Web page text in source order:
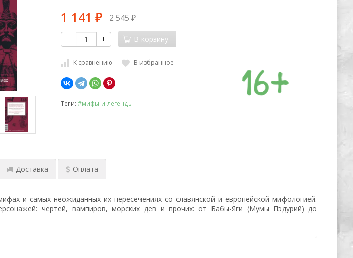
1 141 ₽ 2 545₽
- + В корзину
К сравнению В избранное
Теги: #мифы-и-легенды
Доставка Оплата
и самых неожиданных их пересечениях со славянской и европейской мифологией.
чертей, вампиров, морских дев и прочих: от Бабы-Яги (Мумы Пэдурий) до